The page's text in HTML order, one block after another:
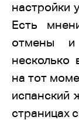
настройки
Есть
отмены и
несколько
на тот
испанский
страницах